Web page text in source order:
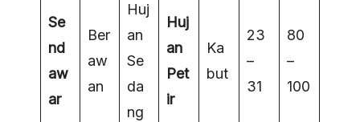
Se
nd
aw
ar
Ber
aw
an
Huj
an
Se
da
ng
Huj
an
Pet
ir
Ka
but
23
–
31
80
–
100